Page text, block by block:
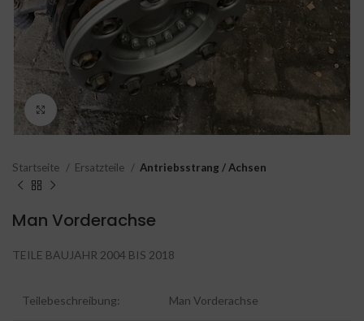
Click to enlarge
Startseite Ersatzteile Antriebsstrang / Achsen
Man Vorderachse
TEILE BAUJAHR 2004 BIS 2018
Teilebeschreibung: Man Vorderachse